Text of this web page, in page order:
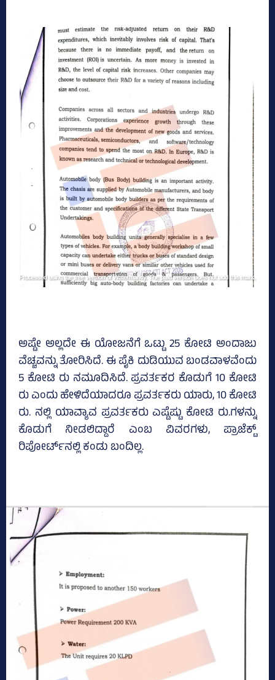
ಅಷ್ಟೇ ಅಲ್ಲದೇ ಈ ಯೋಜನೆಗೆ ಒಟ್ಟು 25 ಕೋಟಿ ಅಂದಾಜು
ವೆಚ್ಚವನ್ನು ತೋರಿಸಿದೆ. ಈ ಪೈಕಿ ದುಡಿಯುವ ಬಂಡವಾಳವೆಂದು
5 ಕೋಟಿ ರು ನಮೂದಿಸಿದೆ. ಪ್ರವರ್ತಕರ ಕೊಡುಗೆ 10 ಕೋಟಿ
ರು ಎಂದು ಹೇಳಿದೆಯಾದರೂ ಪ್ರವರ್ತಕರು ಯಾರು, 10 ಕೋಟಿ
ರು. ನಲ್ಲಿ ಯಾವ್ಯಾವ ಪ್ರವರ್ತಕರು ಎಷ್ಟೆಷ್ಟು ಕೋಟಿ ರು.ಗಳನ್ನು
ಕೊಡುಗೆ ನೀಡಲಿದ್ದಾರೆ ಎಂಬ ವಿವರಗಳು, ಪ್ರಾಜೆಕ್ಟ್‌
ರಿಪೋರ್ಟ್‌ನಲ್ಲಿ ಕಂಡು ಬಂದಿಲ್ಲ.